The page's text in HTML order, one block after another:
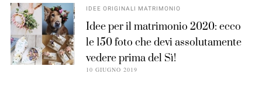
IDEE ORIGINALI MATRIMONIO
Idee per il matrimonio 2020: ecco
le 150 foto che devi assolutamente
vedere prima del Sì!
10 GIUGNO 2019